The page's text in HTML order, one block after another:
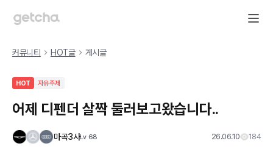
커뮤니티 HOT글 게시글
HOT 자유주제
어제 디펜더 살짝 둘러보고왔습니다..
마곡3사Lv 68 26.06.10 184